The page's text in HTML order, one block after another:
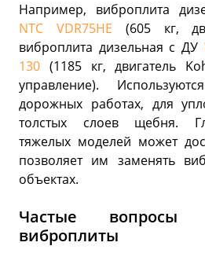
Например, виброплита
NTC VDR75HE (605 кг,
виброплита дизельная с ДУ
130 (1185 кг, двигатель
управление).
дорожных работах, для
толстых слоев щебня.
тяжелых моделей может
позволяет им заменять
объектах.
Частые
виброплиты